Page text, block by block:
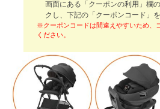
画面にある「クーポンの利用」欄
クし、下記の「クーポンコード」
※クーポンコードは間違えやすいため、
ください。